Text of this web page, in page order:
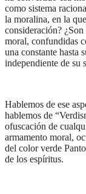
como sistema
la moralina, en la
consideración?
moral, confundidas
una constante hasta
independiente de su
Hablemos de ese
hablemos de
ofuscación de
armamento moral,
del color verde
de los espíritus.